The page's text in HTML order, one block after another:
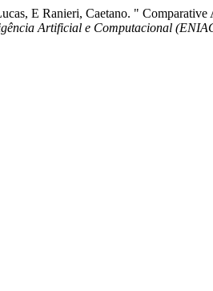
E Ranieri, Caetano. "
Artificial e Computacional